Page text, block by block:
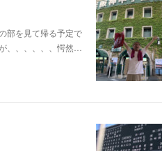
部を見て帰る予定で
、、、、、、愕然…